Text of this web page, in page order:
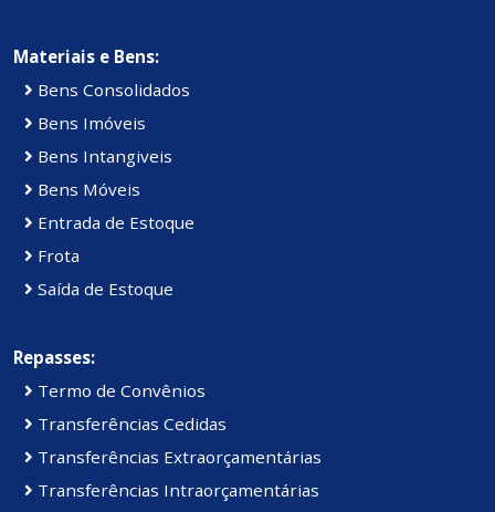
Materiais e Bens:
Bens Consolidados
Bens Imóveis
Bens Intangiveis
Bens Móveis
Entrada de Estoque
Frota
Saída de Estoque
Repasses:
Termo de Convênios
Transferências Cedidas
Transferências Extraorçamentárias
Transferências Intraorçamentárias